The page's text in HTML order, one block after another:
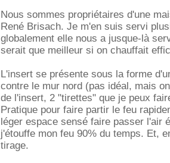
Nous sommes propriétaires d'une
René Brisach. Je m'en suis servi
globalement elle nous a jusque-là
serait que meilleur si on chauffait
L'insert se présente sous la forme
contre le mur nord (pas idéal, mais
de l'insert, 2 "tirettes" que je peux
Pratique pour faire partir le feu
léger espace sensé faire passer l'air
j'étouffe mon feu 90% du temps. Et,
tirage.